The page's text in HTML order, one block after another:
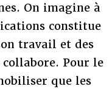
On imagine à
constitue
travail et des
Pour le
que les